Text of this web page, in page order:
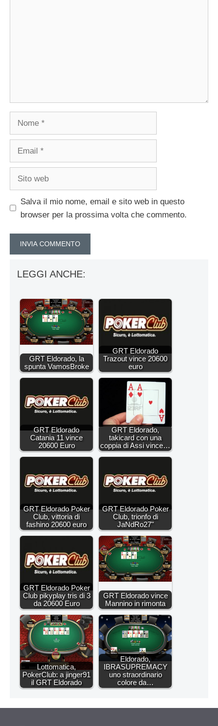
Salva il mio nome, email e sito web in questo
browser per la prossima volta che commento.
LEGGI ANCHE:
GRT Eldorado, la
spunta VamosBroke
GRT Eldorado
Trazout vince 20600
euro
GRT Eldorado
Catania 11 vince
20600 Euro
GRT Eldorado,
takicard con una
coppia di Assi vince…
GRT Eldorado Poker
Club, vittoria di
fashino 20600 euro
GRT Eldorado Poker
Club, trionfo di
JaNdRo27"
GRT Eldorado Poker
Club pikyplay tris di 3
da 20600 Euro
GRT Eldorado vince
Mannino in rimonta
Lottomatica,
PokerClub: a jinger91
il GRT Eldorado
Eldorado,
IBRASUPREMACY
uno straordinario
colore da…